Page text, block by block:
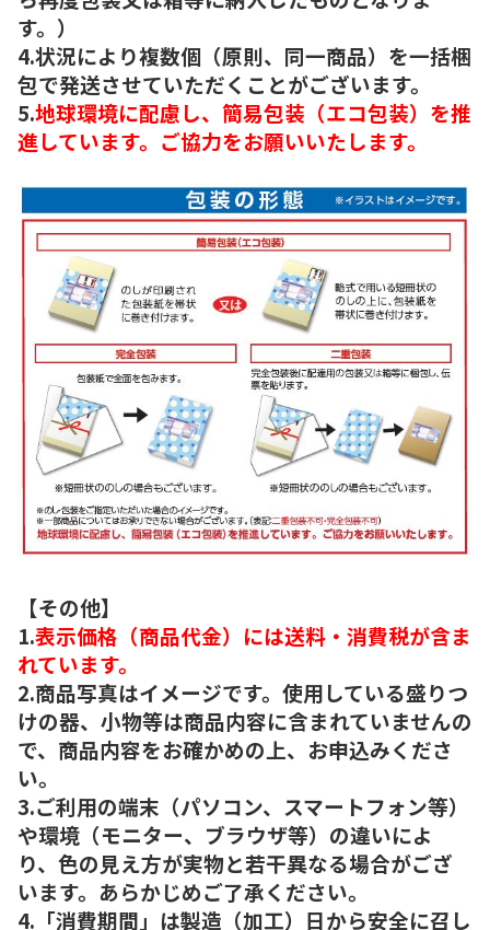
す。）
4.状況により複数個（原則、同一商品）を一括梱
包で発送させていただくことがございます。
5.地球環境に配慮し、簡易包装（エコ包装）を推
進しています。ご協力をお願いいたします。
【その他】
1.表示価格（商品代金）には送料・消費税が含ま
れています。
2.商品写真はイメージです。使用している盛りつ
けの器、小物等は商品内容に含まれていませんの
で、商品内容をお確かめの上、お申込みくださ
い。
3.ご利用の端末（パソコン、スマートフォン等）
や環境（モニター、ブラウザ等）の違いによ
り、色の見え方が実物と若干異なる場合がござ
います。あらかじめご了承ください。
4.「消費期間」は製造（加工）日から安全に召し